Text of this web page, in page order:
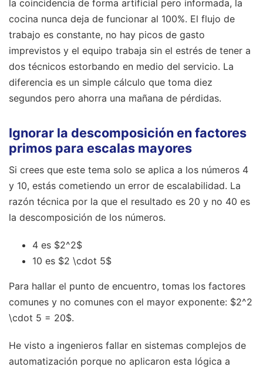
la coincidencia de forma artificial pero informada, la
cocina nunca deja de funcionar al 100%. El flujo de
trabajo es constante, no hay picos de gasto
imprevistos y el equipo trabaja sin el estrés de tener a
dos técnicos estorbando en medio del servicio. La
diferencia es un simple cálculo que toma diez
segundos pero ahorra una mañana de pérdidas.
Ignorar la descomposición en factores
primos para escalas mayores
Si crees que este tema solo se aplica a los números 4
y 10, estás cometiendo un error de escalabilidad. La
razón técnica por la que el resultado es 20 y no 40 es
la descomposición de los números.
4 es $2^2$
10 es $2 \cdot 5$
Para hallar el punto de encuentro, tomas los factores
comunes y no comunes con el mayor exponente: $2^2
\cdot 5 = 20$.
He visto a ingenieros fallar en sistemas complejos de
automatización porque no aplicaron esta lógica a